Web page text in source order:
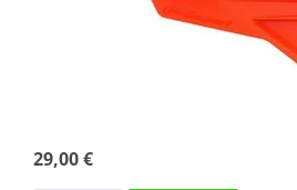
29,00 €